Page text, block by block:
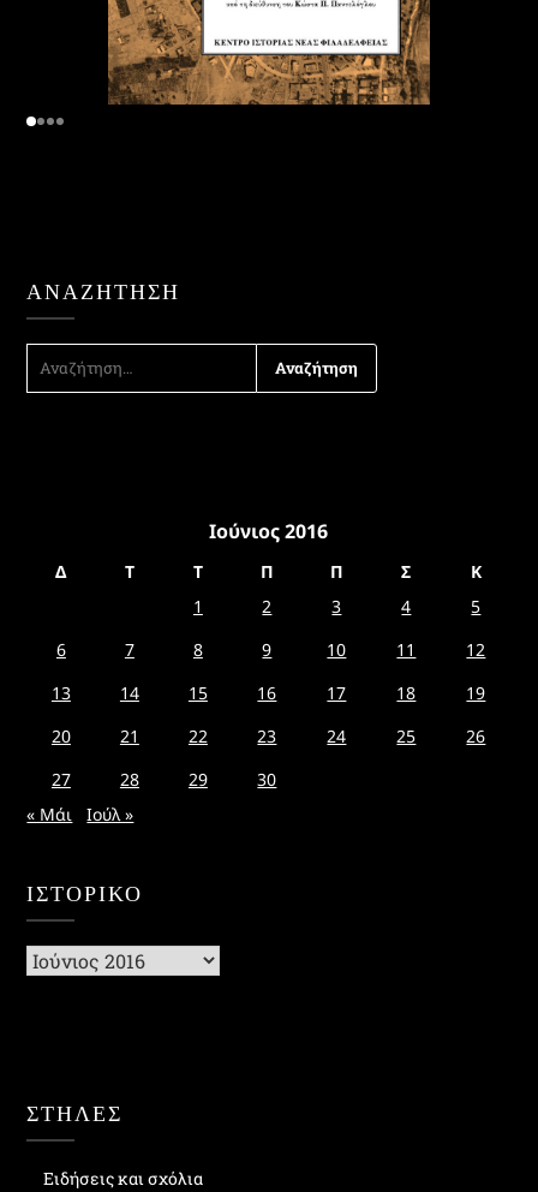
ΑΝΑΖΉΤΗΣΗ
ΑΝΑΖΉΤΗΣΗ
ΓΙΑ:
Ιούνιος 2016
Δ Τ Τ Π Π Σ
Κ
1
2 3 4
5
6
7 8 9 10 11
12
13
14 15 16 17 18
19
20
21 22 23 24 25
26
27
28 29
30
« Μάι
Ιούλ »
ΙΣΤΟΡΙΚΌ
Ιστορικό
ΣΤΗΛΕΣ
Ειδήσεις και σχόλια